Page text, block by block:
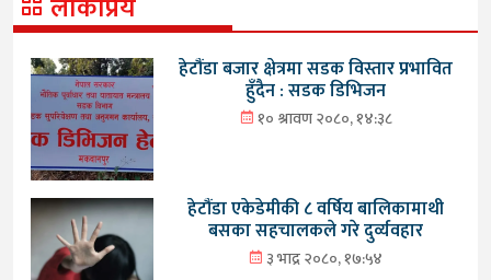
हेटौंडा बजार क्षेत्रमा सडक विस्तार प्रभावित
हुँदैन : सडक डिभिजन
१० श्रावण २०८०, १४:३८
हेटौंडा एकेडेमीकी ८ वर्षिय बालिकामाथी
बसका सहचालकले गरे दुर्व्यवहार
३ भाद्र २०८०, १७:५४